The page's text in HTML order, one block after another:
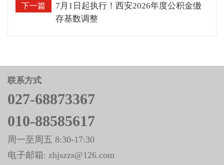
下一篇
7月1日起执行！西安2026年度公积金缴
存基数调整
联系方式
027-68873367
010-88585617
周一至周五 8:30-17:30
电子邮箱: zhjszzs@126.com